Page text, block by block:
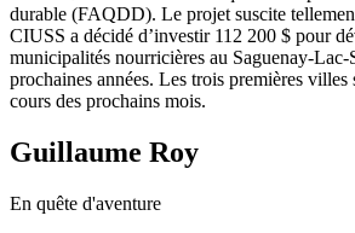
durable (FAQDD). Le projet suscite
CIUSS a décidé d’investir 112 200 $ pour
municipalités nourricières au Saguenay-Lac-
prochaines années. Les trois premières villes
cours des prochains mois.
Guillaume Roy
En quête d'aventure